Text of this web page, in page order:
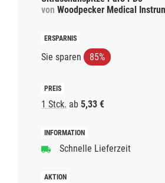
von Woodpecker Medical
Sie sparen 85%
1 Stck. ab 5,33 €
Schnelle Lieferzeit